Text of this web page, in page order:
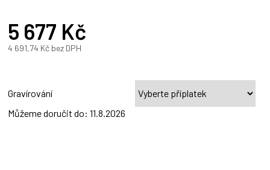
5 677 Kč
4 691,74 Kč bez DPH
Gravírování
Můžeme doručit do: 11.8.2026